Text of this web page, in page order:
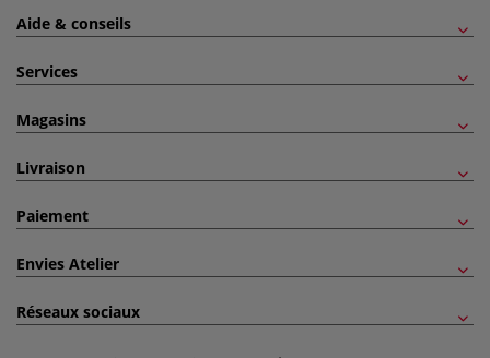
Aide & conseils
Services
Magasins
Livraison
Paiement
Envies Atelier
Réseaux sociaux